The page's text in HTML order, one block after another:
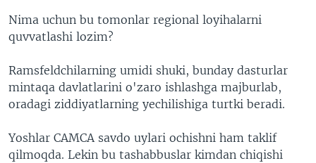
Nima uchun bu tomonlar regional loyihalarni
quvvatlashi lozim?
Ramsfeldchilarning umidi shuki, bunday dasturlar
mintaqa davlatlarini o'zaro ishlashga majburlab,
oradagi ziddiyatlarning yechilishiga turtki beradi.
Yoshlar CAMCA savdo uylari ochishni ham taklif
qilmoqda. Lekin bu tashabbuslar kimdan chiqishi